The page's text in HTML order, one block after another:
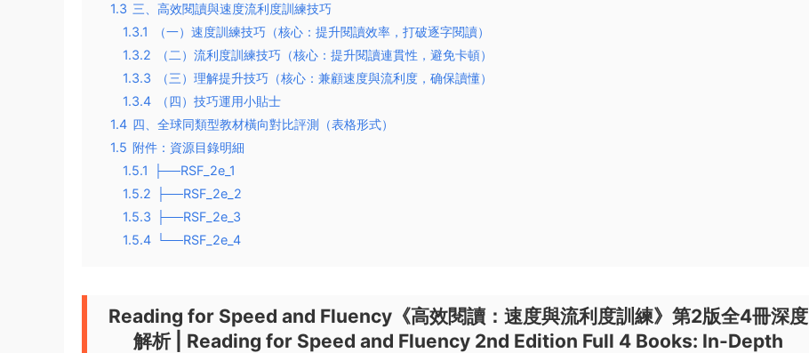
1.3 三、高效閱讀與速度流利度訓練技巧
1.3.1
（一）速度訓練技巧（核心：提升閱讀效率，打破逐字閱讀）
1.3.2
（二）流利度訓練技巧（核心：提升閱讀連貫性，避免卡頓）
1.3.3
（三）理解提升技巧（核心：兼顧速度與流利度，确保讀懂）
1.3.4
（四）技巧運用小貼士
1.4 四、全球同類型教材橫向對比評測（表格形式）
1.5 附件：資源目錄明細
1.5.1
├──RSF_2e_1
1.5.2
├──RSF_2e_2
1.5.3
├──RSF_2e_3
1.5.4 └──RSF_2e_4
Reading for Speed and Fluency《高效閱讀：速度與流利度訓練》第2版全4冊深度
解析 | Reading for Speed and Fluency 2nd Edition Full 4 Books: In-Depth